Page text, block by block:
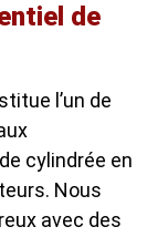
de
l’un de
cylindrée en
Nous
avec des